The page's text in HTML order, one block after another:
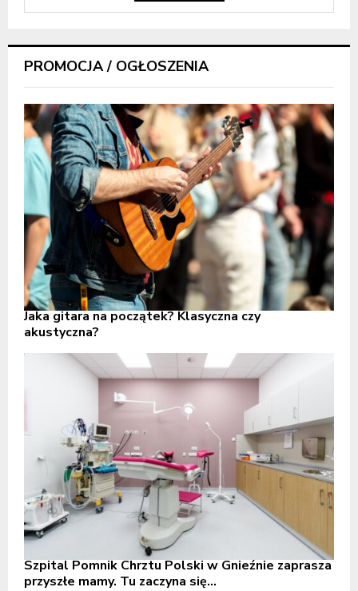
PROMOCJA / OGŁOSZENIA
Jaka gitara na początek? Klasyczna czy
akustyczna?
Szpital Pomnik Chrztu Polski w Gnieźnie zaprasza
przyszłe mamy. Tu zaczyna się...